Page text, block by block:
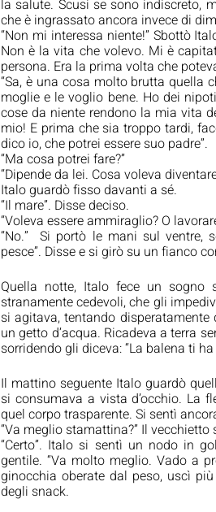
la salute. Scusi se sono indiscreto,
che è ingrassato ancora invece di
“Non mi interessa niente!” Sbottò
Non è la vita che volevo. Mi è
persona. Era la prima volta che
“Sa, è una cosa molto brutta quella
moglie e le voglio bene. Ho dei
cose da niente rendono la mia vita
mio! E prima che sia troppo tardi,
dico io, che potrei essere suo padre”.
“Ma cosa potrei fare?”
“Dipende da lei. Cosa voleva
Italo guardò fisso davanti a sé.
“Il mare”. Disse deciso.
“Voleva essere ammiraglio? O
“No.”  Si portò le mani sul ventre,
pesce”. Disse e si girò su un fianco
Quella notte, Italo fece un sogno
stranamente cedevoli, che gli
si agitava, tentando
un getto d’acqua. Ricadeva a terra
sorridendo gli diceva: “La balena ti
Il mattino seguente Italo guardò
si consumava a vista d’occhio. La
quel corpo trasparente. Si sentì
“Va meglio stamattina?” Il
“Certo”. Italo si sentì un nodo in
gentile. “Va molto meglio. Vado a
ginocchia oberate dal peso, uscì
degli snack.